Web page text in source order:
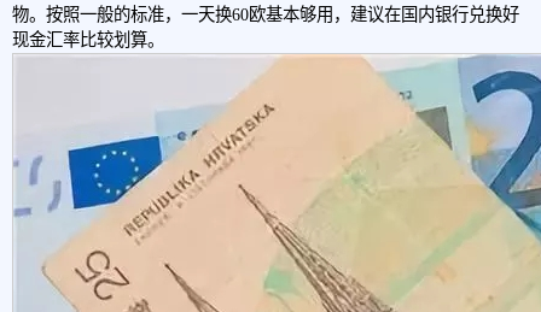
物。按照一般的标准，一天换60欧基本够用，建议在国内银行兑换好
现金汇率比较划算。